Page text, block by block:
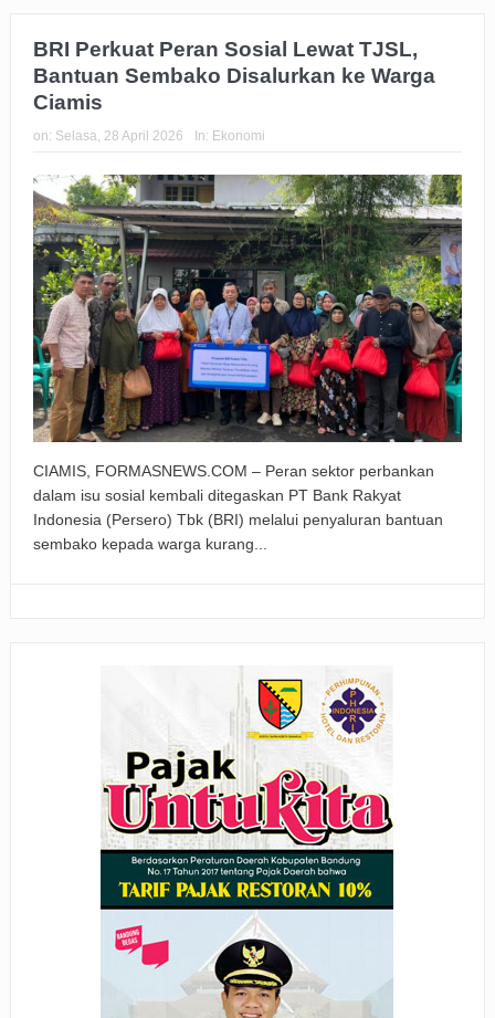
BRI Perkuat Peran Sosial Lewat TJSL,
Bantuan Sembako Disalurkan ke Warga
Ciamis
on: Selasa, 28 April 2026 In: Ekonomi
CIAMIS, FORMASNEWS.COM – Peran sektor perbankan
dalam isu sosial kembali ditegaskan PT Bank Rakyat
Indonesia (Persero) Tbk (BRI) melalui penyaluran bantuan
sembako kepada warga kurang...